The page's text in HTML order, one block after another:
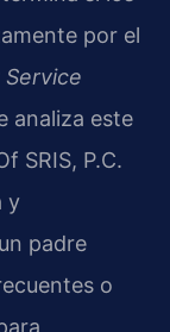
por el
analiza este
SRIS, P.C.
y
padre
o